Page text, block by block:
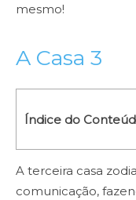
mesmo!
A Casa 3
Índice do
A terceira casa
comunicação,